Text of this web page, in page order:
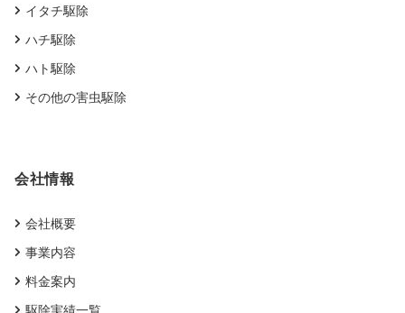
イタチ駆除
ハチ駆除
ハト駆除
その他の害虫駆除
会社情報
会社概要
事業内容
料金案内
駆除実績一覧